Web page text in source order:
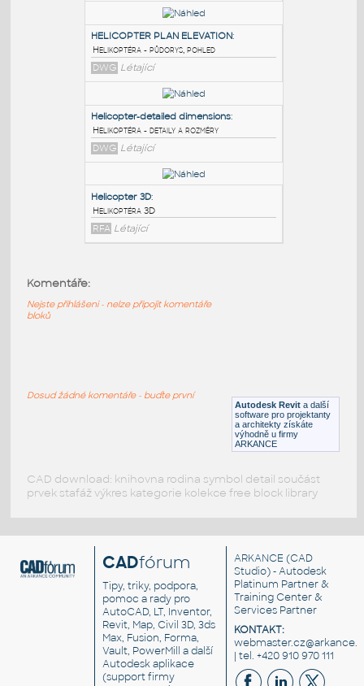
PODOBNÉ BLOKY:
Helicopter-EC120-Eurocopter:
Helikoptéra EC120 Eurocopter
RFA Létající
HELICOPTER PLAN ELEVATION
Helikoptéra - půdorys, pohled
DWG Létající
DWG Létající
Létající Autodesk Revit a další
software pro projektanty
a architekty získáte
výhodně u firmy
ARKANCE
Komentáře:
Nejste přihlášeni - nelze připojit komentáře
bloků
Dosud žádné komentáře - buďte první
CAD download: knihovna rodina symbol detail součást
prvek stafáž výkres kategorie kolekce free block library
CADfórum
Tipy, triky, podpora,
pomoc a rady pro
AutoCAD, LT, Inventor,
Revit, Map, Civil 3D, 3ds
Max, Fusion, Forma,
Vault, PowerMill a další
Autodesk aplikace
(support firmy
ARKANCE (CAD
Studio) - Autodesk
Platinum Partner &
Training Center &
Services Partner
KONTAKT:
| tel. +420 910 970 111